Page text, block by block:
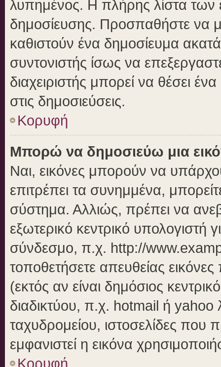
λυπημένος. Η πλήρης λίστα των
δημοσίευσης. Προσπαθήστε να
καθιστούν ένα δημοσίευμα
συντονιστής ίσως να
διαχειριστής μπορεί να θέσει
στις δημοσιεύσεις.
Κορυφή
Μπορώ να δημοσιεύω μια
Ναι, εικόνες μπορούν να
επιτρέπει τα συνημμένα,
σύστημα. Αλλιώς, πρέπει να
εξωτερικό κεντρικό υπολογιστή
σύνδεσμο, π.χ. http://
τοποθετήσετε απευθείας
(εκτός αν είναι δημόσιος
διαδικτύου, π.χ. hotmail ή yahoo
ταχυδρομείου, ιστοσελίδες που
εμφανιστεί η εικόνα
Κορυφή